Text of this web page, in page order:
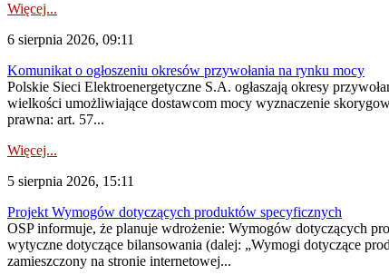
Więcej...
6 sierpnia 2026, 09:11
Komunikat o ogłoszeniu okresów przywołania na rynku mocy
Polskie Sieci Elektroenergetyczne S.A. ogłaszają okresy
wielkości umożliwiające dostawcom mocy wyznaczenie
prawna: art. 57...
Więcej...
5 sierpnia 2026, 15:11
Projekt Wymogów dotyczących produktów specyficznych
OSP informuje, że planuje wdrożenie: Wymogów dotyczących
wytyczne dotyczące bilansowania (dalej: „Wymogi dotyczące
zamieszczony na stronie internetowej...